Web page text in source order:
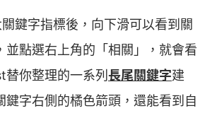
鍵字指標後，向下滑可以看到關
並點選右上角的「相關」，就會看
你整理的一系列 長尾關鍵字建
鍵字右側的橘色箭頭，還能看到自